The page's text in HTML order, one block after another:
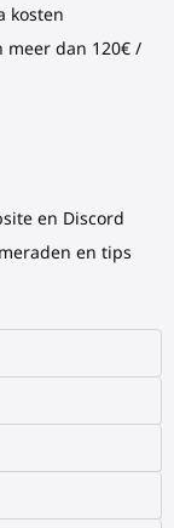
kosten
dan 120€ /
en Discord
en tips